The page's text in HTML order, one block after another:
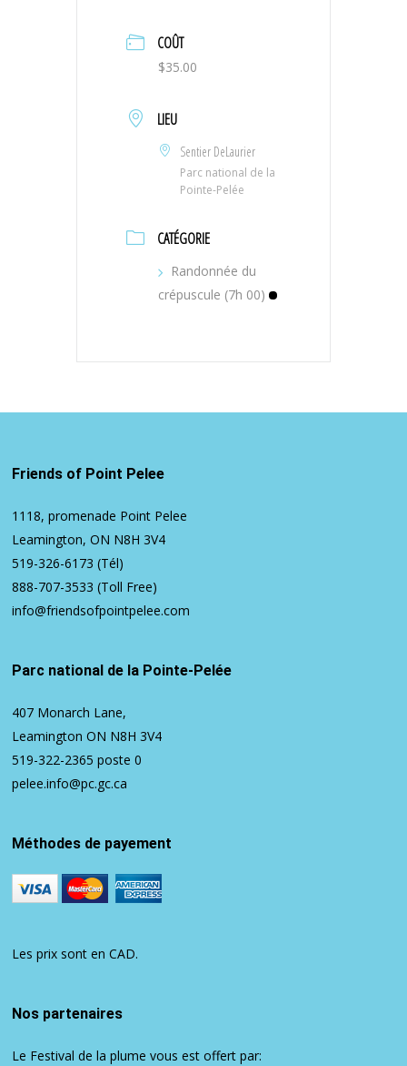
COÛT
$35.00
LIEU
Sentier DeLaurier
Parc national de la
Pointe-Pelée
CATÉGORIE
Randonnée du
crépuscule (7h 00)
Friends of Point Pelee
1118, promenade Point Pelee
Leamington, ON N8H 3V4
519-326-6173 (Tél)
888-707-3533 (Toll Free)
info@friendsofpointpelee.com
Parc national de la Pointe-Pelée
407 Monarch Lane,
Leamington ON N8H 3V4
519-322-2365 poste 0
pelee.info@pc.gc.ca
Méthodes de payement
Les prix sont en CAD.
Nos partenaires
Le Festival de la plume vous est offert par: